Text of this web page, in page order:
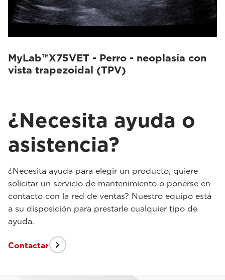
MyLab™X75VET - Perro - neoplasia con
vista trapezoidal (TPV)
¿Necesita ayuda o
asistencia?
¿Necesita ayuda para elegir un producto, quiere
solicitar un servicio de mantenimiento o ponerse en
contacto con la red de ventas? Nuestro equipo está
a su disposición para prestarle cualquier tipo de
ayuda.
Contactar